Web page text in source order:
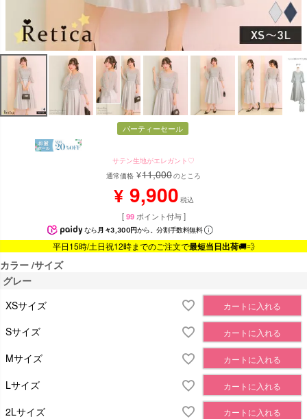
パーティーセール
サテン生地がエレガント♡
通常価格 ¥11,000のところ
¥ 9,900 税込
[ 99 ポイント付与 ]
なら 月々3,300円から。分割手数料無料
平日15時/土日祝12時までのご注文で最短当日出荷🚚💨
カラー サイズ
グレー
XSサイズ
カートに入れる
Sサイズ カートに入れる
Mサイズ カートに入れる
Lサイズ カートに入れる
2Lサイズ カートに入れる